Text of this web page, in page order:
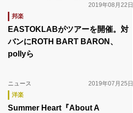
2019年08月22日
邦楽
EASTOKLABがツアーを開催。対
バンにROTH BART BARON、
pollyら
ニュース
2019年07月25日
洋楽
Summer Heart『About A